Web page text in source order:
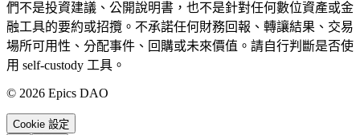
們不是投資建議、公開說明書，也不是針對任何數位資產或金
融工具的要約或招攬。不承諾任何財務回報、轉讓結果、交易
場所可用性、分配事件、回購或未來價值。請自行判斷是否使
用 self-custody 工具。
© 2026 Epics DAO
Cookie 設定